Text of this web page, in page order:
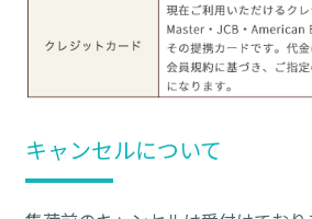
キャンセルについて